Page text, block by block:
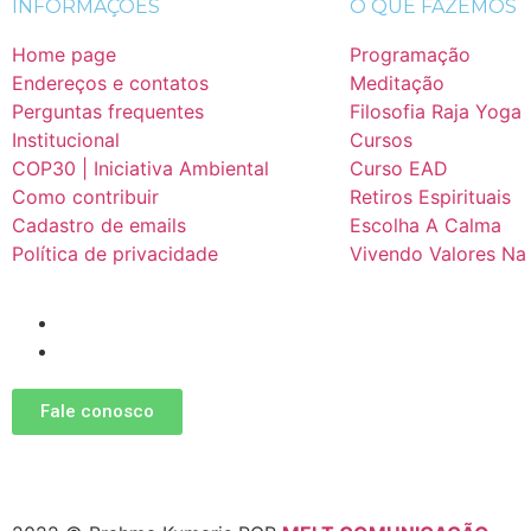
INFORMAÇÕES
Home page
Endereços e contatos
Perguntas frequentes
Institucional
COP30 | Iniciativa Ambiental
Como contribuir
Cadastro de emails
Política de privacidade
Fale conosco
O QUE FAZEMOS
Programação
Meditação
Filosofia Raja Yoga
Cursos
Curso EAD
Retiros Espirituais
Escolha A Calma
Vivendo Valores